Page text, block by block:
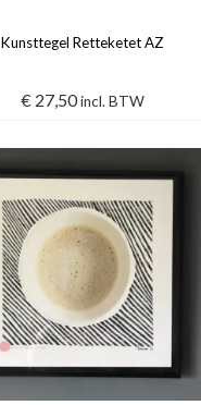
Kunsttegel Retteketet AZ
€ 27,50incl. BTW